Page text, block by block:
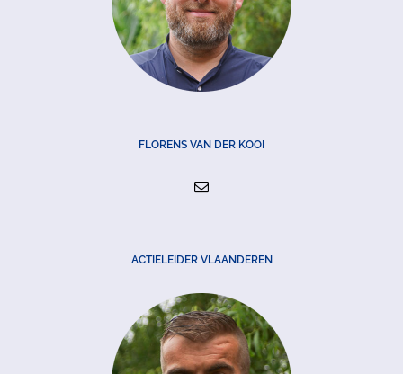
FLORENS VAN DER KOOI
ACTIELEIDER VLAANDEREN